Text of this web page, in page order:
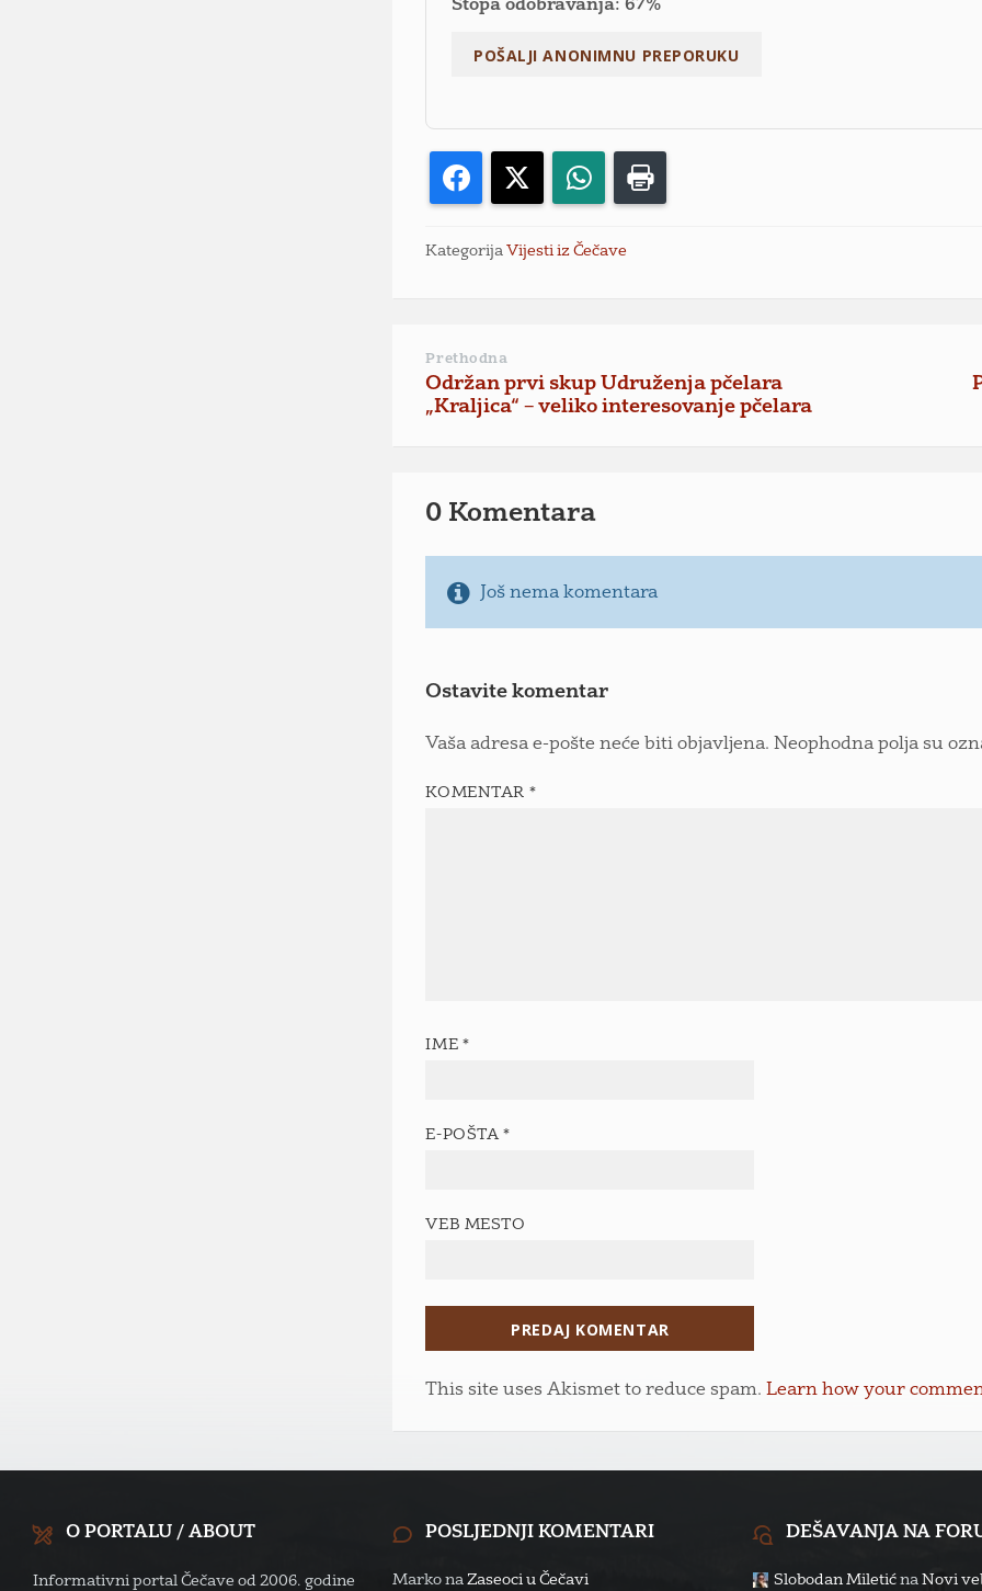
Stopa odobravanja: 67%
Facebook WhatsApp
KategorijaVijesti iz Čečave
Prethodna
Održan prvi skup Udruženja pčelara
„Kraljica“ – veliko interesovanje pčelara
0 Komentara
Još nema komentara
Ostavite komentar
Vaša adresa e-pošte neće biti objavljena. Neophodna polja su
KOMENTAR *
IME *
E-POŠTA *
VEB MESTO
This site uses Akismet to reduce spam.Learn how your
O PORTALU / ABOUT
Informativni portal Čečave od 2006. godine
POSLJEDNJI KOMENTARI
Marko na Zaseoci u Čečavi
DEŠAVANJA NA
Slobodan Miletićna Novi